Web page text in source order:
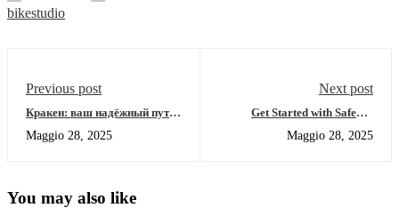
bikestudio
Previous post
Кракен: ваш надёжный путь
Maggio 28, 2025
Next post
Get Started with SafePal
Management
Maggio 28, 2025
You may also like